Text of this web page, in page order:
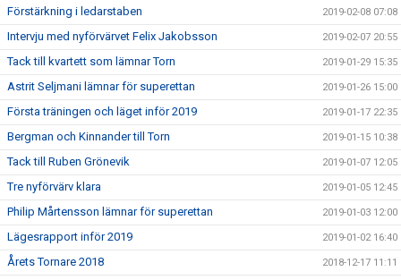
Förstärkning i ledarstaben 2019-02-08 07:08
Intervju med nyförvärvet Felix Jakobsson 2019-02-07 20:55
Tack till kvartett som lämnar Torn 2019-01-29 15:35
Astrit Seljmani lämnar för superettan 2019-01-26 15:00
Första träningen och läget inför 2019 2019-01-17 22:35
Bergman och Kinnander till Torn 2019-01-15 10:38
Tack till Ruben Grönevik 2019-01-07 12:05
Tre nyförvärv klara 2019-01-05 12:45
Philip Mårtensson lämnar för superettan 2019-01-03 12:00
Lägesrapport inför 2019 2019-01-02 16:40
Årets Tornare 2018 2018-12-17 11:11